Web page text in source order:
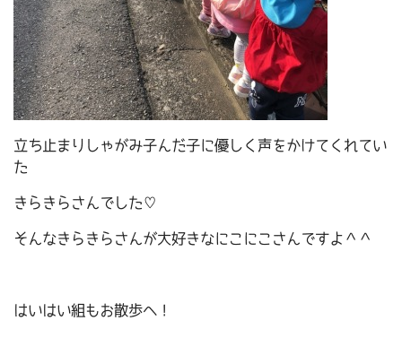
立ち止まりしゃがみ子んだ子に優しく声をかけてくれてい
た
きらきらさんでした♡
そんなきらきらさんが大好きなにこにこさんですよ＾＾
はいはい組もお散歩へ！